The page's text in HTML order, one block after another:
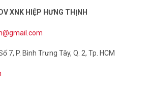
XNK HIỆP HƯNG THỊNH
7, P. Bình Trưng Tây, Q. 2, Tp. HCM